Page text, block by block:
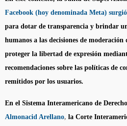
Facebook (hoy denominada Meta)
para dotar de transparencia y brindar
humanos a las decisiones de moderación
proteger la libertad de expresión
recomendaciones sobre las políticas de
remitidos por los usuarios.
En el Sistema Interamericano de
Almonacid Arellano, la Corte